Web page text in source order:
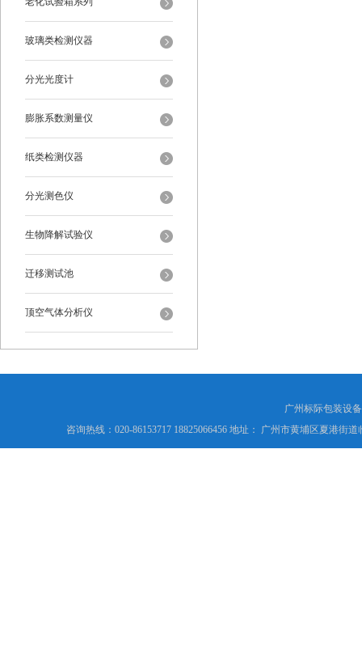
玻璃类检测仪器
分光光度计
膨胀系数测量仪
纸类检测仪器
分光测色仪
生物降解试验仪
迁移测试池
顶空气体分析仪
广州标际包装设
咨询热线：020-86153717 18825066456 地址： 广州市黄埔区夏港街